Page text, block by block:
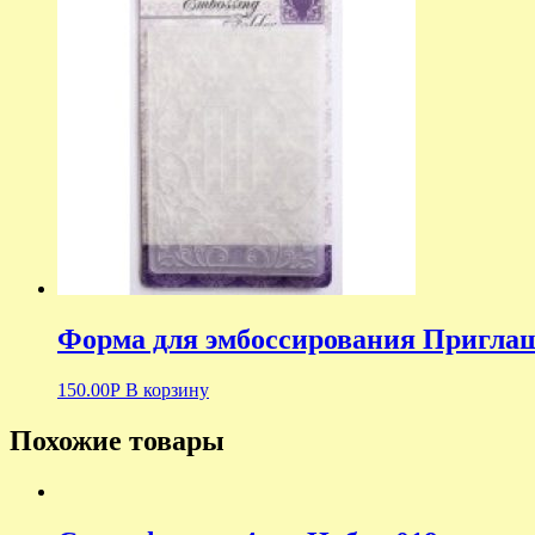
Форма для эмбоссирования
150.00Р В корзину
Похожие товары